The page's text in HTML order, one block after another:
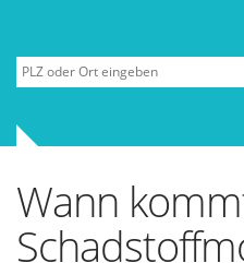
Wann